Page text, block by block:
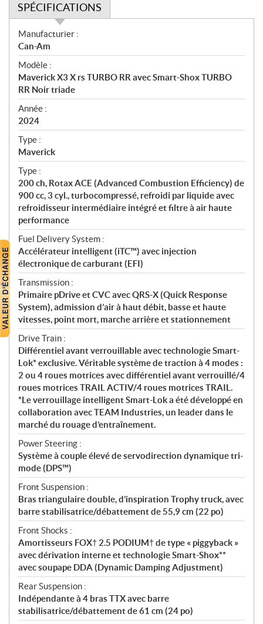
SPÉCIFICATIONS
S
p
é
c
i
f
i
c
a
t
i
o
n
s
Manufacturier :
Can-Am
Modèle :
Maverick X3 X rs TURBO RR avec Smart-Shox TURBO
RR Noir triade
Année :
2024
Type :
Maverick
Type :
200 ch, Rotax ACE (Advanced Combustion Efficiency) de
900 cc, 3 cyl., turbocompressé, refroidi par liquide avec
refroidisseur intermédiaire intégré et filtre à air haute
performance
Fuel Delivery System :
Accélérateur intelligent (iTC™) avec injection
électronique de carburant (EFI)
Transmission :
Primaire pDrive et CVC avec QRS-X (Quick Response
System), admission d’air à haut débit, basse et haute
vitesses, point mort, marche arrière et stationnement
Drive Train :
Différentiel avant verrouillable avec technologie Smart-
Lok* exclusive. Véritable système de traction à 4 modes :
2 ou 4 roues motrices avec différentiel avant verrouillé/4
roues motrices TRAIL ACTIV/4 roues motrices TRAIL.
*Le verrouillage intelligent Smart-Lok a été développé en
collaboration avec TEAM Industries, un leader dans le
marché du rouage d’entraînement.
Power Steering :
Système à couple élevé de servodirection dynamique tri-
mode (DPS™)
Front Suspension :
Bras triangulaire double, d’inspiration Trophy truck, avec
barre stabilisatrice/débattement de 55,9 cm (22 po)
Front Shocks :
Amortisseurs FOX† 2.5 PODIUM† de type « piggyback »
avec dérivation interne et technologie Smart-Shox**
avec soupape DDA (Dynamic Damping Adjustment)
Rear Suspension :
Indépendante à 4 bras TTX avec barre
stabilisatrice/débattement de 61 cm (24 po)